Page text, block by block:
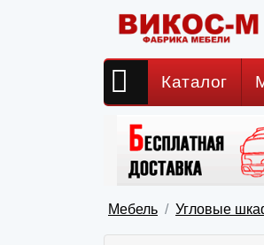
Каталог
Мебель Угловые